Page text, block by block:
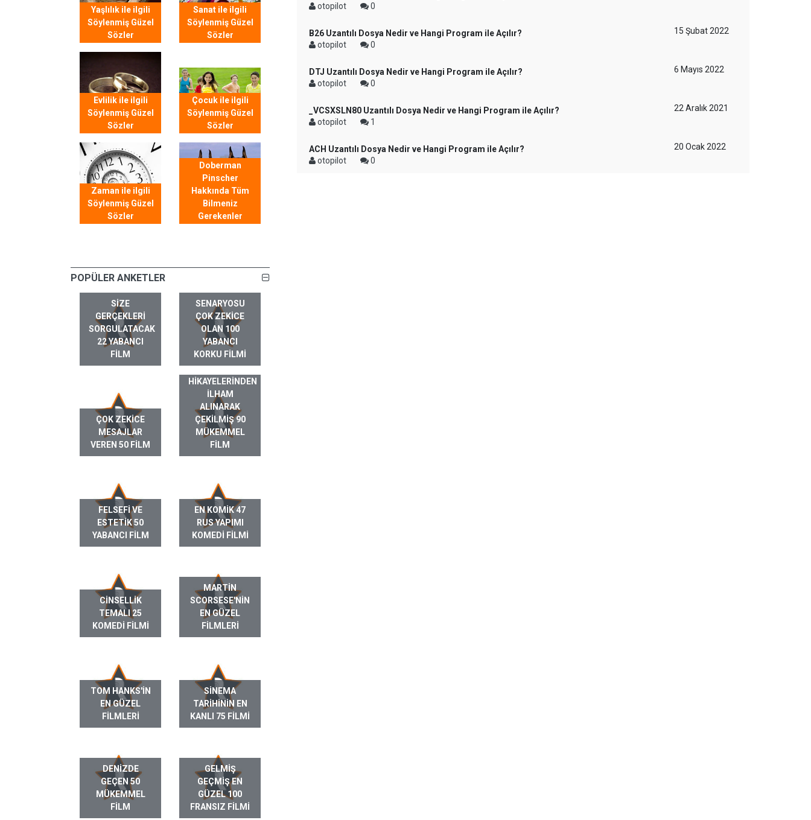
Yaşlılık ile ilgili
Söylenmiş Güzel
Sözler
Sanat ile ilgili
Söylenmiş Güzel
Sözler
Evlilik ile ilgili
Söylenmiş Güzel
Sözler
Çocuk ile ilgili
Söylenmiş Güzel
Sözler
Zaman ile ilgili
Söylenmiş Güzel
Sözler
Doberman
Pinscher
Hakkında Tüm
Bilmeniz
Gerekenler
POPÜLER ANKETLER
SIZE
GERÇEKLERI
SORGULATACAK
22 YABANCI
FILM
SENARYOSU
ÇOK ZEKICE
OLAN 100
YABANCI
KORKU FILMI
ÇOK ZEKICE
MESAJLAR
VEREN 50 FILM
GERÇEK HAYAT
HIKAYELERINDEN
ILHAM
ALINARAK
ÇEKILMIŞ 90
MÜKEMMEL
FILM
FELSEFI VE
ESTETIK 50
YABANCI FILM
EN KOMIK 47
RUS YAPIMI
KOMEDI FILMI
CINSELLIK
TEMALI 25
KOMEDI FILMI
MARTIN
SCORSESE'NIN
EN GÜZEL
FILMLERI
TOM HANKS'IN
EN GÜZEL
FILMLERI
SINEMA
TARIHININ EN
KANLI 75 FILMI
DENIZDE
GEÇEN 50
MÜKEMMEL
FILM
GELMIŞ
GEÇMIŞ EN
GÜZEL 100
FRANSIZ FILMI
otopilot
0
B26 Uzantılı Dosya Nedir ve Hangi Program ile Açılır?
otopilot
0
15 Şubat 2022
DTJ Uzantılı Dosya Nedir ve Hangi Program ile Açılır?
otopilot
0
6 Mayıs 2022
_VCSXSLN80 Uzantılı Dosya Nedir ve Hangi Program ile Açılır?
otopilot
1
22 Aralık 2021
ACH Uzantılı Dosya Nedir ve Hangi Program ile Açılır?
otopilot
0
20 Ocak 2022